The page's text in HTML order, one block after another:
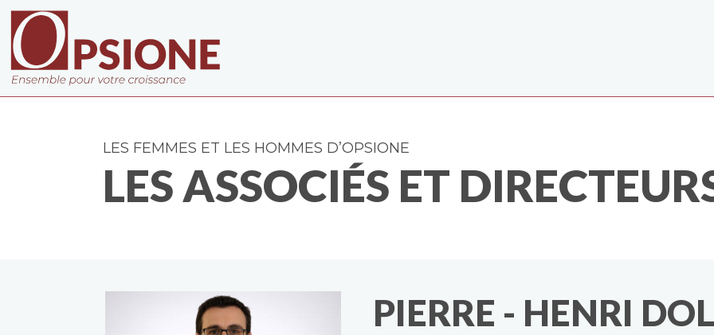
LES FEMMES ET LES HOMMES D’OPSIONE
LES ASSOCIÉS ET
PIERRE - HENRI